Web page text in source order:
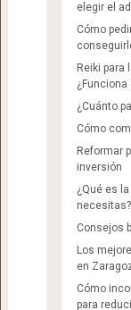
elegir el
Cómo
Reiki para
¿Funciona
¿Cuánto
Cómo
Reformar
inversión
¿Qué es
necesitas?
Consejos
Los
en
Cómo
para